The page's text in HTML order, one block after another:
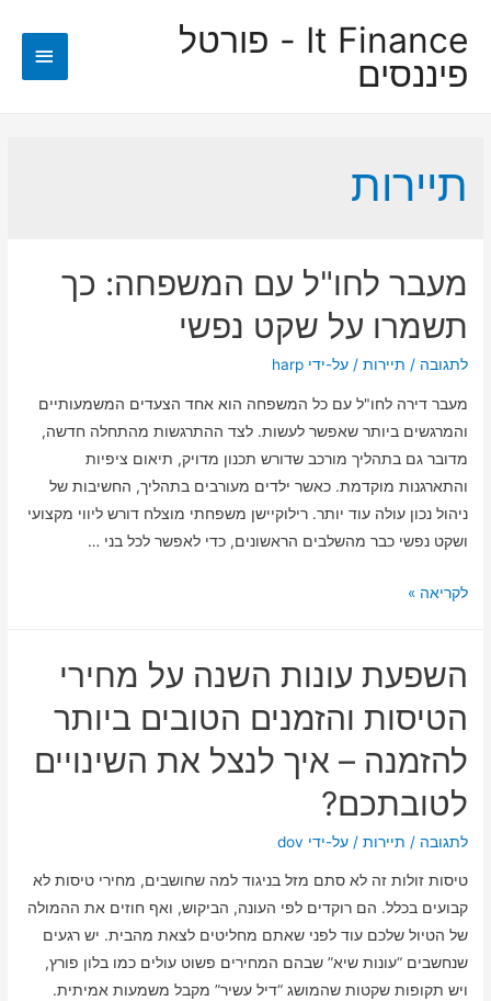
It Finance - פורטל
פיננסים
תיירות
מעבר לחו"ל עם המשפחה: כך
תשמרו על שקט נפשי
לתגובה / תיירות / על-ידי harp
מעבר דירה לחו"ל עם כל המשפחה הוא אחד הצעדים המשמעותיים
והמרגשים ביותר שאפשר לעשות. לצד ההתרגשות מהתחלה חדשה,
מדובר גם בתהליך מורכב שדורש תכנון מדויק, תיאום ציפיות
והתארגנות מוקדמת. כאשר ילדים מעורבים בתהליך, החשיבות של
ניהול נכון עולה עוד יותר. רילוקיישן משפחתי מוצלח דורש ליווי מקצועי
ושקט נפשי כבר מהשלבים הראשונים, כדי לאפשר לכל בני …
מעבר
המשפחה:
תשמרו
על
נפשי
לקריאה »
השפעת עונות השנה על מחירי
הטיסות והזמנים הטובים ביותר
להזמנה – איך לנצל את השינויים
לטובתכם?
לתגובה / תיירות / על-ידי dov
טיסות זולות זה לא סתם מזל בניגוד למה שחושבים, מחירי טיסות לא
קבועים בכלל. הם רוקדים לפי העונה, הביקוש, ואף חוזים את ההמולה
של הטיול שלכם עוד לפני שאתם מחליטים לצאת מהבית. יש רגעים
שנחשבים “עונות שיא” שבהם המחירים פשוט עולים כמו בלון פורץ,
ויש תקופות שקטות שהמושג “דיל עשיר” מקבל משמעות אמיתית.